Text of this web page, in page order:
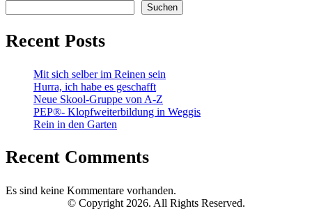
Suchen
Recent Posts
Mit sich selber im Reinen sein
Hurra, ich habe es geschafft
Neue Skool-Gruppe von A-Z
PEP®- Klopfweiterbildung in Weggis
Rein in den Garten
Recent Comments
Es sind keine Kommentare vorhanden.
© Copyright 2026. All Rights Reserved.